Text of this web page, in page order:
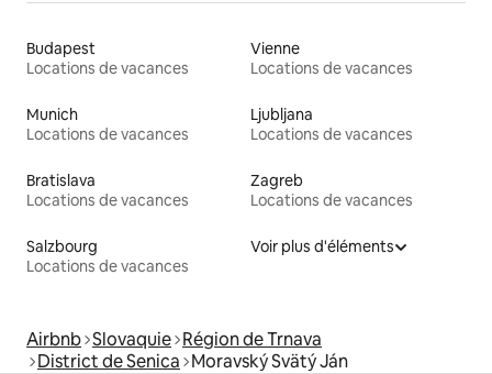
Budapest
Locations de vacances
Vienne
Locations de vacances
Munich
Locations de vacances
Ljubljana
Locations de vacances
Bratislava
Locations de vacances
Zagreb
Locations de vacances
Salzbourg
Locations de vacances
Voir plus d'éléments
Airbnb Slovaquie Région de Trnava
District de Senica Moravský Svätý Ján